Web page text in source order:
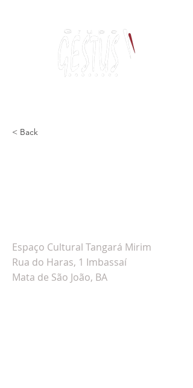
< Back
Espaço Cultural Tangará Mirim
Rua do Haras, 1 Imbassaí
Mata de São João, BA